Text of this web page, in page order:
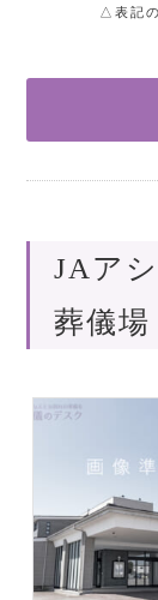
△表記
JAア
葬儀場